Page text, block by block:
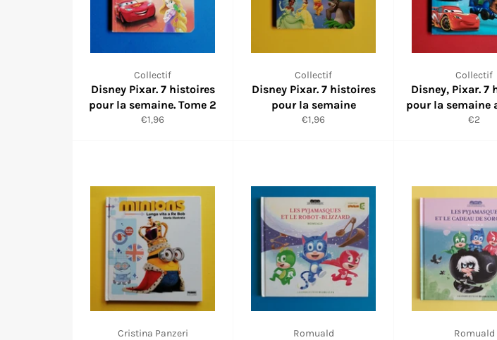
Collectif
Disney Pixar. 7 histoires
pour la semaine. Tome 2
Prix
€1,96
Collectif
Disney Pixar. 7 histoires
pour la semaine
Prix
€1,96
Collectif
Disney, Pixar. 7
pour la semaine
Prix
€2
Cristina Panzeri Romuald Romuald